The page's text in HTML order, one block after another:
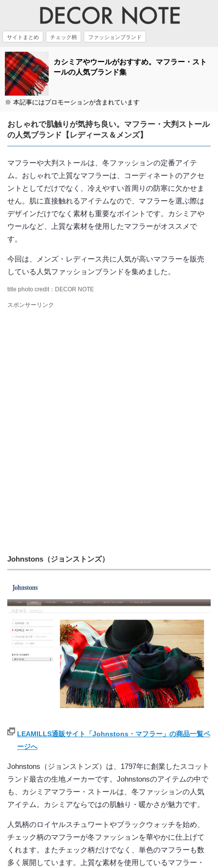
サイトまとめ チェック柄 ファッションブランド
カシミアやウールがおすすめ。マフラー・スト
ールの人気ブランド集
※ 本記事にはプロモーションが含まれています
おしゃれで肌触りが気持ち良い。マフラー・大判ストール
の人気ブランド【レディース＆メンズ】
マフラーや大判ストールは、冬ファッションの定番アイテ
ム。おしゃれで上質なマフラーは、コーディネートのアクセ
ントとしてだけでなく、冷えやすい首周りの防寒に欠かせま
せん。肌に直接触れるアイテムなので、マフラーを選ぶ際は
デザインだけでなく素材も重要なポイントです。カシミアや
ウールなど、上質な素材を使用したマフラーがオススメで
す。
今回は、メンズ・レディース共に人気が高いマフラーを販売
している人気ファッションブランドを集めました。
title photo credit：DECOR NOTE
スポンサーリンク
Johnstons（ジョンストンズ）
LEAMILLS通販サイト「Johnstons・マフラー」の商品一覧ペ
ージへ
Johnstons（ジョンストンズ）は、1797年に創業したスコット
ランド最古の生地メーカーです。Johnstonsのアイテムの中で
も、カシミアマフラー・ストールは、冬ファッションの人気
アイテム。カシミアならではの肌触り・暖かさが魅力です。
人気柄のロイヤルスチュワートやブラックウォッチを始め、
チェック柄のマフラーが冬ファッションを華やかに仕上げて
くれます。またチェック柄だけでなく、単色のマフラーも数
多く展開しています。上質な素材を使用しているマフラー・